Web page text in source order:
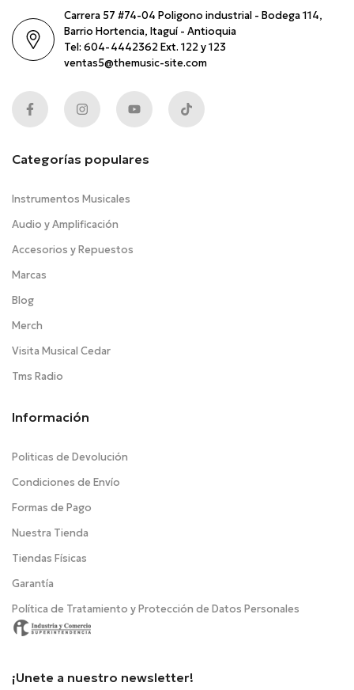
Carrera 57 #74-04 Poligono industrial - Bodega 114,
Barrio Hortencia, Itaguí - Antioquia
Tel: 604-4442362 Ext. 122 y 123
ventas5@themusic-site.com
Categorías populares
Instrumentos Musicales
Audio y Amplificación
Accesorios y Repuestos
Marcas
Blog
Merch
Visita Musical Cedar
Tms Radio
Información
Politicas de Devolución
Condiciones de Envío
Formas de Pago
Nuestra Tienda
Tiendas Físicas
Garantía
Política de Tratamiento y Protección de Datos Personales
¡Unete a nuestro newsletter!